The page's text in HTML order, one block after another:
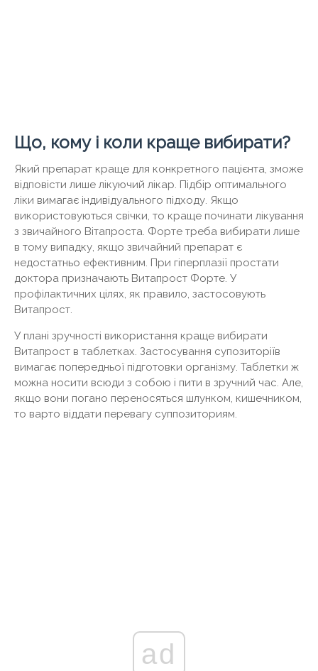
Що, кому і коли краще вибирати?
Який препарат краще для конкретного пацієнта, зможе
відповісти лише лікуючий лікар. Підбір оптимального
ліки вимагає індивідуального підходу. Якщо
використовуються свічки, то краще починати лікування
з звичайного Вітапроста. Форте треба вибирати лише
в тому випадку, якщо звичайний препарат є
недостатньо ефективним. При гіперплазії простати
доктора призначають Витапрост Форте. У
профілактичних цілях, як правило, застосовують
Витапрост.
У плані зручності використання краще вибирати
Витапрост в таблетках. Застосування супозиторіїв
вимагає попередньої підготовки організму. Таблетки ж
можна носити всюди з собою і пити в зручний час. Але,
якщо вони погано переносяться шлунком, кишечником,
то варто віддати перевагу суппозиториям.
ad